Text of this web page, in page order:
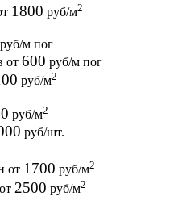
1800 руб/м2
руб/м пог
от 600 руб/м пог
руб/м2
руб/м2
руб/шт.
от 1700 руб/м2
от 2500 руб/м2